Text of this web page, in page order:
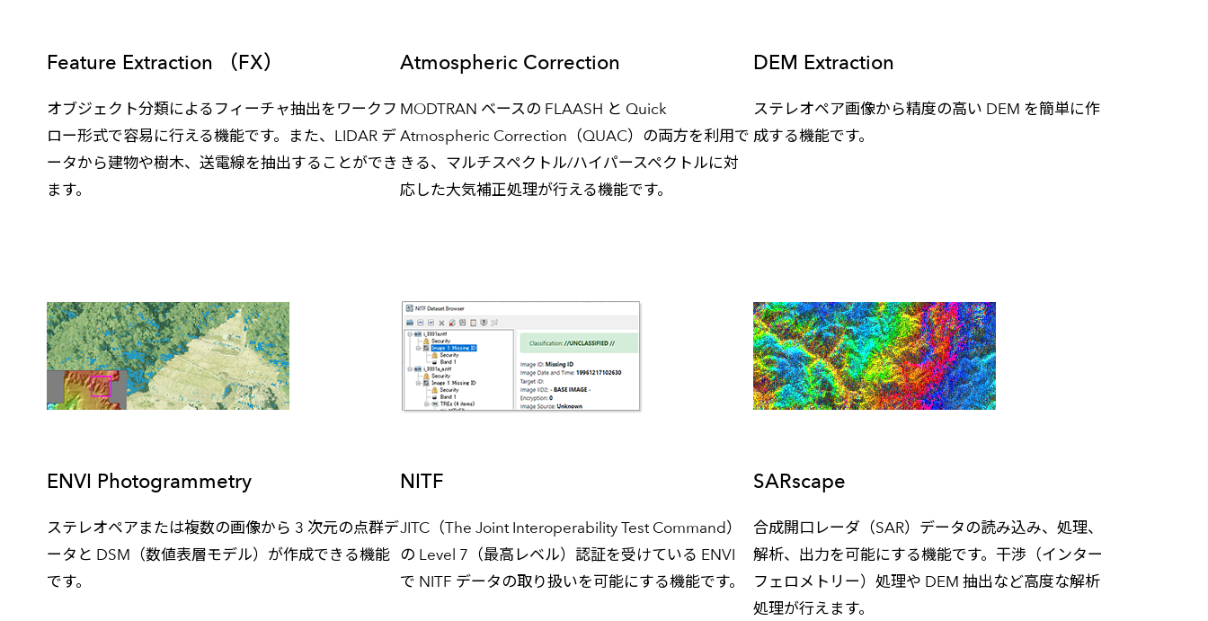
Feature Extraction （FX）
オブジェクト分類によるフィーチャ抽出をワークフ
ロー形式で容易に行える機能です。また、LIDAR デ
ータから建物や樹木、送電線を抽出することができ
ます。
Atmospheric Correction
MODTRAN ベースの FLAASH と Quick
Atmospheric Correction（QUAC）の両方を利用で
きる、マルチスペクトル/ハイパースペクトルに対
応した大気補正処理が行える機能です。
DEM Extraction
ステレオペア画像から精度の高い DEM を簡単に作
成する機能です。
ENVI Photogrammetry
ステレオペアまたは複数の画像から 3 次元の点群デ
ータと DSM（数値表層モデル）が作成できる機能
です。
NITF
JITC（The Joint Interoperability Test Command）
の Level 7（最高レベル）認証を受けている ENVI
で NITF データの取り扱いを可能にする機能です。
SARscape
合成開口レーダ（SAR）データの読み込み、処理、
解析、出力を可能にする機能です。干渉（インター
フェロメトリー）処理や DEM 抽出など高度な解析
処理が行えます。